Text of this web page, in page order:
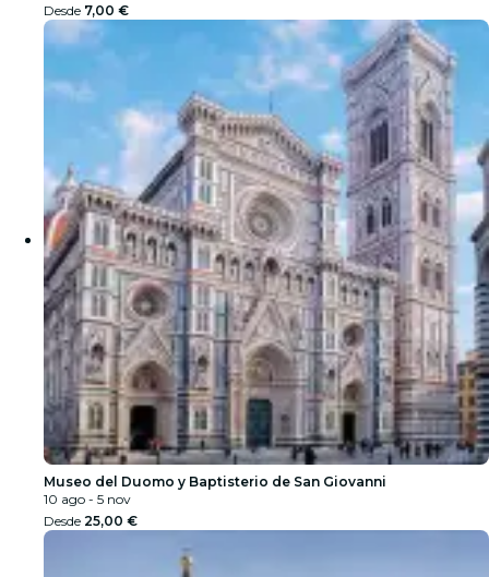
Desde 7,00 €
Museo del Duomo y Baptisterio de San Giovanni
10 ago - 5 nov
Desde 25,00 €